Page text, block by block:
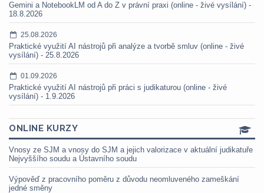
Gemini a NotebookLM od A do Z v právní praxi (online - živé vysílání) -
18.8.2026
25.08.2026
Praktické využití AI nástrojů při analýze a tvorbě smluv (online - živé
vysílání) - 25.8.2026
01.09.2026
Praktické využití AI nástrojů při práci s judikaturou (online - živé
vysílání) - 1.9.2026
ONLINE KURZY
Vnosy ze SJM a vnosy do SJM a jejich valorizace v aktuální judikatuře
Nejvyššího soudu a Ústavního soudu
Výpověď z pracovního poměru z důvodu neomluveného zameškání
jedné směny